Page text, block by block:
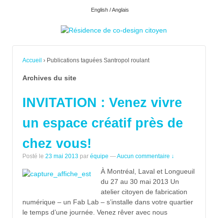
English / Anglais
Accueil › Publications taguées Santropol roulant
Archives du site
INVITATION : Venez vivre
un espace créatif près de
chez vous!
Posté le 23 mai 2013 par équipe —Aucun commentaire ↓
À Montréal, Laval et Longueuil
du 27 au 30 mai 2013 Un
atelier citoyen de fabrication
numérique – un Fab Lab – s’installe dans votre quartier
le temps d’une journée. Venez rêver avec nous